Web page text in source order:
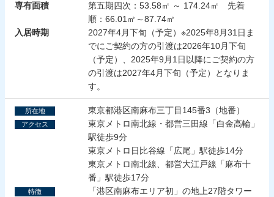
専有面積
第五期四次：53.58㎡ ～ 174.24㎡ 先着
順：66.01㎡～87.74㎡
入居時期
2027年4月下旬（予定）※2025年8月31日ま
でにご契約の方の引渡は2026年10月下旬
（予定）、2025年9月1日以降にご契約の方
の引渡は2027年4月下旬（予定）となりま
す。
所在地 東京都港区南麻布三丁目145番3（地番）
アクセス
東京メトロ南北線・都営三田線「白金高輪」
駅徒歩9分
東京メトロ日比谷線「広尾」駅徒歩14分
東京メトロ南北線、都営大江戸線「麻布十
番」駅徒歩17分
特徴
「港区南麻布エリア初」の地上27階タワー